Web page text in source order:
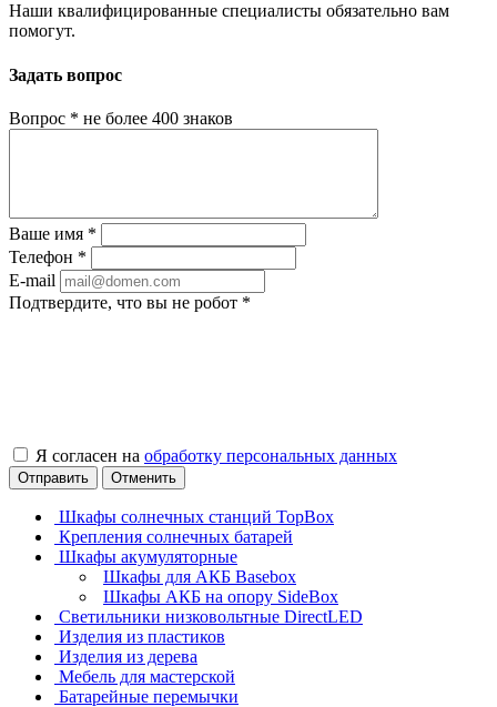
Наши квалифицированные специалисты обязательно вам
помогут.
Задать вопрос
Вопрос * не более 400 знаков
Ваше имя *
Телефон *
E-mail
Подтвердите, что вы не робот *
Я согласен на обработку персональных данных
Отправить Отменить
Шкафы солнечных станций TopBox
Крепления солнечных батарей
Шкафы акумуляторные
Шкафы для АКБ Basebox
Шкафы АКБ на опору SideBox
Светильники низковольтные DirectLED
Изделия из пластиков
Изделия из дерева
Мебель для мастерской
Батарейные перемычки